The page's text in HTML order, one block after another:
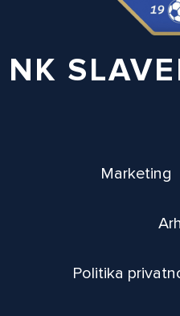
NK
Marketing
Politika